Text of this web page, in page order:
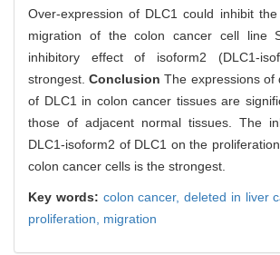
Over-expression of DLC1 could inhibit
migration of the colon cancer cell line
inhibitory effect of isoform2 (DLC1-
strongest.ConclusionThe expressions of
of DLC1 in colon cancer tissues are
those of adjacent normal tissues. The
DLC1-isoform2 of DLC1 on the
colon cancer cells is the strongest.
Key words: colon cancer, deleted in liver
proliferation, migration